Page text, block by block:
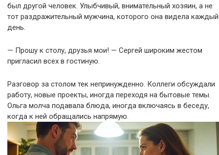
был другой человек. Улыбчивый, внимательный хозяин, а не
тот раздражительный мужчина, которого она видела каждый
день.
— Прошу к столу, друзья мои! — Сергей широким жестом
пригласил всех в гостиную.
Разговор за столом тек непринужденно. Коллеги обсуждали
работу, новые проекты, иногда переходя на бытовые темы.
Ольга молча подавала блюда, иногда включаясь в беседу,
когда к ней обращались напрямую.